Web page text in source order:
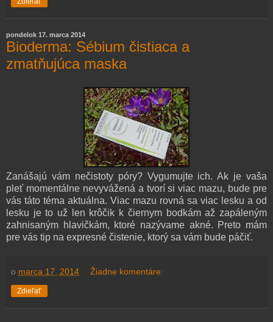
pondelok 17. marca 2014
Bioderma: Sébium čistiaca a
zmatňujúca maska
Zanášajú vám nečistoty póry? Vygumujte ich. Ak je vaša
pleť momentálne nevyvážená a tvorí si viac mazu, bude pre
vás táto téma aktuálna. Viac mazu rovná sa viac lesku a od
lesku je to už len krôčik k čiernym bodkám až zapáleným
zahnisaným hlavičkám, ktoré nazývame akné. Preto mám
pre vás tip na expresné čistenie, ktorý sa vám bude páčiť.
o marca 17, 2014 Žiadne komentáre:
Zdieľať